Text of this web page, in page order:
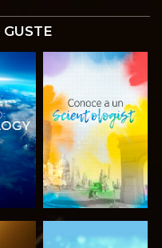
GUSTE